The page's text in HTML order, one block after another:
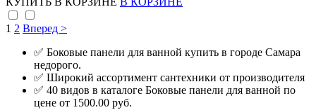
1 2 Вперед >
✅ Боковые панели для ванной купить в городе Самара
недорого.
✅ Широкий ассортимент сантехники от производителя
✅ 40 видов в каталоге Боковые панели для ванной по
цене от 1500.00 руб.